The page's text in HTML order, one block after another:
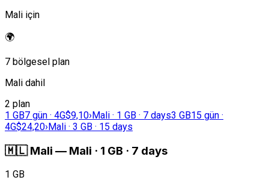
Mali için
🌍
7 bölgesel plan
Mali dahil
2 plan
1 GB7 gün · 4G$9,10›Mali · 1 GB · 7 days3 GB15 gün ·
4G$24,20›Mali · 3 GB · 15 days
🇲🇱 Mali — Mali · 1 GB · 7 days
1 GB